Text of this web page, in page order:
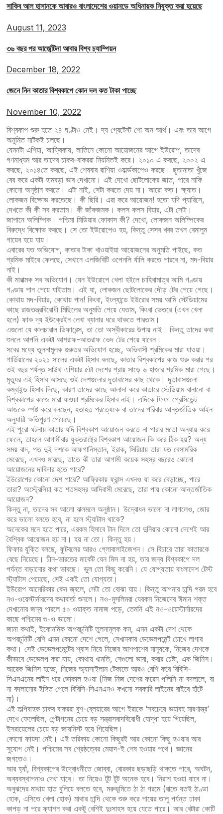
সাকিব আল হাসানকে আবারও বাংলাদেশের ওয়ানডে অধিনায়ক নিযুক্ত করা হয়েছে
August 11, 2023
৩৬ বছর পর আর্জেন্টিনা আবার বিশ্ব চ্যাম্পিয়ন
December 18, 2022
জেনে নিন কাতার বিশ্বকাপে কোন দল কত টাকা পাচ্ছে
November 10, 2022
বিশ্বকাপ শুরু হতে ২৪ ঘণ্টাও নেই। দ্য গ্রেটেস্ট শো অন আর্থ। এবং তার আগে
অনুমিত নাটকই চলছে।
যেমনটা এশিয়া, আফ্রিকায়, লাতিনে কোনো আয়োজনের আগে ইউরোপ, তাদের
গণমাধ্যম আর তাদের চাকর-বাকররা নিয়মিতই করে। ২০১০ এ করছে, ২০০২ এ
করছে, ২০১৪তে করছে, এই শেষবার রাশিয়া ওয়ার্ল্ডকাপেও করছে। ছুতানাতা খুঁজে
বের করে একটা হামবড়া ভাব দেখানো। এই দেখো ছোটলোকের জাত, পারে নাকি
কোনো অনুষ্ঠান করতে। এটা নাই, সেটা করতে দেয় না। আরো কত। ক্ষ্যাত।
লোকজন বিক্ষোভ করতেছে। কী ছিরি। এরা করে আয়োজন! হতো যদি প্যারিসে,
দেখতে কী কী সব করতাম। কী জাঁকজমক। কলস কলস বিয়ার, এটা সেটা।
জাপানে অলিম্পিক। পশ্চিমা মিডিয়ার ফোকাস কী? দেখো, লোকজন অলিম্পিকের
বিরুদ্ধে বিক্ষোভ করছে। সে তো ইউরোপেও হয়, কিন্তু সেসব খবর তখন বেমালুম
গায়েব হয়ে যায়।
এবারের যত অভিযোগ, কাতার টাকা খাওয়াইয়া আয়োজনের অনুমতি পাইছে, কত
শ্রমিক মাইরে ফেলছে, সেখানে এলজিবিটি ওপেনলি র্যালি করতে পারবে না, মদ-বিয়ার
নাই।
কী মারাত্মক সব অভিযোগ। যেন ইউরোপে খেলা হইলে চাহিবামাত্র আমি গণ্ডায়
গণ্ডায় পান পেয়ে যাইতাম। এই যা, লোকজন ছোটলোকের দৌড় টের পেয়ে গেছে।
কোথায় মদ-বিয়ার, কোথায় পান! কিংবা, ইংল্যান্ডে ইউরোর সময় আমি স্টেডিয়ামের
কাছে রাজতন্ত্রবিরোধী মিছিলের অনুমতি পেয়ে যেতাম, কিংবা ভেতরে (এখন খেলা
হলে) ফাক দ্য ইউক্রেইন লেখা ব্যানার ধরে থাকতে পারতাম।
এগুলো যে কালচারাল ডিফারেন্স, তা তো অস্বীকারের উপায় নাই। কিন্তু তাদের কথা
শুনলে আপনি একটা আশরাফ-আতরাফ ভেদ টের পেয়ে যাবেন।
সবের মধ্যে তুলনামূলক গুরুতর অভিযোগ হচ্ছে, অভিবাসী শ্রমিকের মারা যাওয়া।
গার্ডিয়ানের ২০২১ সালের একটা হিসাব বলছে, কাতার বিশ্বকাপের কাজ শুরু করার পর
ওই বছর পর্যন্ত সাউথ এশিয়ার ৫টা দেশের প্রায় সাড়ে ৬ হাজার শ্রমিক মারা গেছে।
মৃত্যুর এই হিসাব আসছে ওই দেশগুলোর দূতাবাসের কাছ থেকে। দূতাবাসগুলো
কম্বাইন্ড হিসাব দিছে, কারণ তাদের কাছে আলাদা করে কাতারে স্টেডিয়াম বানানো বা
বিশ্বকাপের কাজে মারা যাওয়া শ্রমিকের হিসাব নাই। এদিকে ফিফা প্রেসিডেন্ট
আজকে স্পষ্ট করে বলছেন, হতাহত প্রত্যেকে বা তাদের পরিবার আন্তর্জাতিক আইন
অনুযায়ী ক্ষতিপূরণ পেয়েছে।
এই পুরো ঘটনায় কাতার যদি বিশ্বকাপ আয়োজন করতে না পারার মতো অন্যায় করে
ফেলে, তাহলে আগামীবার যুক্তরাষ্ট্রে বিশ্বকাপ আয়োজন কি করে ঠিক হয়? অন্য
সময় বাদ, গত দুই দশকে আফগানিস্তান, ইরাক, সিরিয়ায় তারা যত বেসামরিক
মেরেছে, এখনও মারছে, তাতে কী তারা আগামী কয়েক সহস্র বছরেও কোনো
আয়োজনের দাবিদার হতে পারে?
ইউরোপের কোনো দেশ পারে? আফ্রিকায় ফ্রান্স এখনও যা করে বেড়াচ্ছে, পারে
তারা? অস্ট্রেলিয়া কত শতসহস্র আদিবাসী মেরেছে, তারা পায় কোনো আন্তর্জাতিক
আয়োজন?
কিন্তু না, তাদের সব আলো ঝলমলে অনুষ্ঠান। উদ্বোধন ভালো না লাগলেও, জোর
করে ভালো বলতে হবে, না হলে স্ট্যাটাস থাকে?
অনেকের মনে হতে পারে, এরকম হিসাবে টান দিলে তো দুনিয়ার কোনো দেশেই আর
বৈশ্বিক আয়োজন হয় না। হয় না তো। কিন্তু হয়।
ফিফার যুক্তি বলছে, ফুটবলের আরও গ্লোবালাইজেশন। সে বিচারে তারা কাতারকে
বেছে নিয়েছে। চীন-ভারতের মার্কেট যেন মিস না হয়, তার জন্য বিশ্বকাপে দল
পর্যন্ত বাড়ানোর কথা ভাবছে। ভুল তো কিছু করেনি। যে যোগ্যতায় বাংলাদেশ টেস্ট
স্ট্যাটাস পেয়েছে, সেই একই তো যোগ্যতা।
ইউরোপ আমেরিকার কেন জ্বলে, সেটা তো বোঝা যায়। কিন্তু আপনার চান্দি গরম হবে
নও-ওয়েস্টার্নারদের কথাবার্তা শুনলে। নও-মুসলিমরা যেরকম নিজেদের ঈমান শক্ত
দেখানোর জন্য পারলে ৫০ ওয়াক্ত নামাজ পড়ে, তেমনি এই নও-ওয়েস্টার্নারদের
কাছে পশ্চিমের গু-ও ভালো।
জানা কথাই, ইকোনমিক অপরচুনিটি তুলনামূলক কম, এমন একটা দেশ থেকে
অপরচুনিটি বেশি এমন কোনো দেশে গেলে, সেখানকার ডেভেলপমেন্ট চোখে লাগার
কথা। সেই ডেভেলপমেন্টের শ্বাস নিয়ে নিজের আশপাশের মানুষকে, নিজের দেশকে
কীভাবে ডেভেলপ করা যায়, কোথায় খামতি, সেগুলো ভাবা, করার চেষ্টা, এক জিনিস।
আরেক জিনিস হচ্ছে, নিজের অ্যাসাইলাম টেকাতে আরও বেশি করে বিবিসি-
সিএনএনের লাইন ধরে ভোকাল হওয়া (নিজ নিজ দেশের ফরেন পলিসি না বদলালে, বা
না বদলানোর ইঙ্গিত পেলে বিবিসি-সিএনএনও কখনো সরকারি লাইনের বাইরে হাঁটে
না)।
এই তল্পিবাহক চাকর বাকররা বুশ-ব্লেয়ারের আগে ইরাকে ‘সবচেয়ে ভয়াবহ মারণাস্ত্র’
দেখে ফেলেছিল, পেন্টাগনের চেয়ে বড় সন্ত্রাসবাদবিরোধী যোদ্ধা হয়ে গিয়েছিল,
ইসরায়েলের চেয়ে বড় জায়নিস্ট হয়ে গিয়েছিল।
কোনো ফায়দা নেই। এই তরিকায় কোনো কিছুরই আর কোনো কিছু হওয়ার আর
সুযোগ নেই। পশ্চিমের সব শ্রেষ্ঠত্বের মেয়াদ-ই শেষ হওয়ার পথে। জ্ঞানের
জগতেও।
আর হ্যাঁ, বিশ্বকাপের উদ্বোধনীতে জোব্বা, বোরকার ছড়াছড়ি থাকতে পারে, অঘটন,
অব্যবস্থাপনাও দেখা যাবে। তা নিয়েও টুট টুট অনেক হবে। নিরাশ হওয়া যাবে না।
অবুঝদের মাথায় হাত বুলিয়ে বলতে হবে, মরুভূমিতে ঠা ঠা গরমে (রাতে যতই ঠাণ্ডা
হোক, এসিতে খেলা হোক) মাথার চান্দি থেকে শুরু করে পায়ের তালু পর্যন্ত ঢাকা
কাপড় না পরে ফ্যাশন করা একটু বেশিই দুঃসাহস হয়ে যেতে পারে। আর বেটারা কোটি